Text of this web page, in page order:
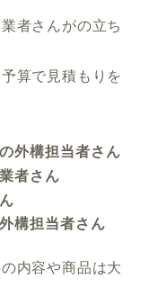
者さんがの立ち
算で見積もりを
外構担当者さん
者さん
構担当者さん
内容や商品は大